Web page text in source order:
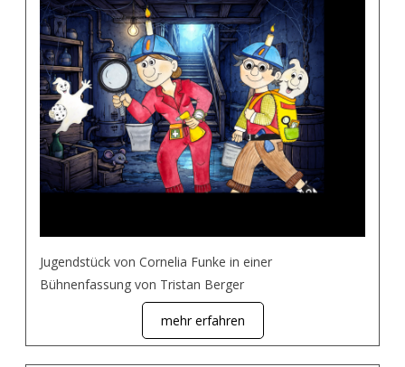
Jugendstück von Cornelia Funke in einer
Bühnenfassung von Tristan Berger
mehr erfahren